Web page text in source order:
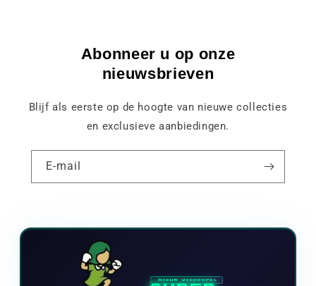
Abonneer u op onze
nieuwsbrieven
Blijf als eerste op de hoogte van nieuwe collecties
en exclusieve aanbiedingen.
E-mail
NIEUW VIDEOSPEL